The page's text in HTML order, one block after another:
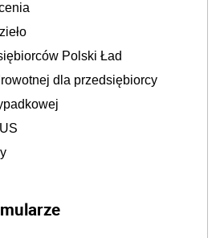
Polski Ład
dla przedsiębiorcy